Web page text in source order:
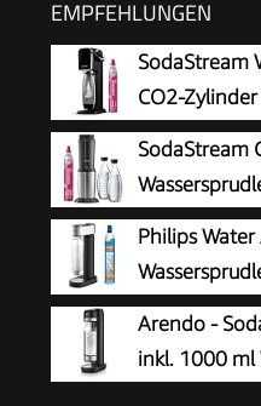
EMPFEHLUNGEN
SodaStream
CO2-
Flasche, Höhe 44cm,
SodaStream
CO2-Zylinder
Philips
Schwarz
Arendo -
inkl. 1000 ml